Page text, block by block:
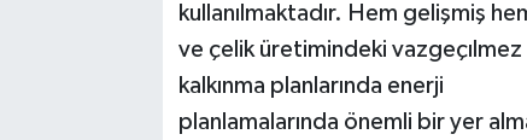
kullanılmaktadır. Hem gelişmiş
ve çelik üretimindeki
kalkınma planlarında enerji
planlamalarında önemli bir yer